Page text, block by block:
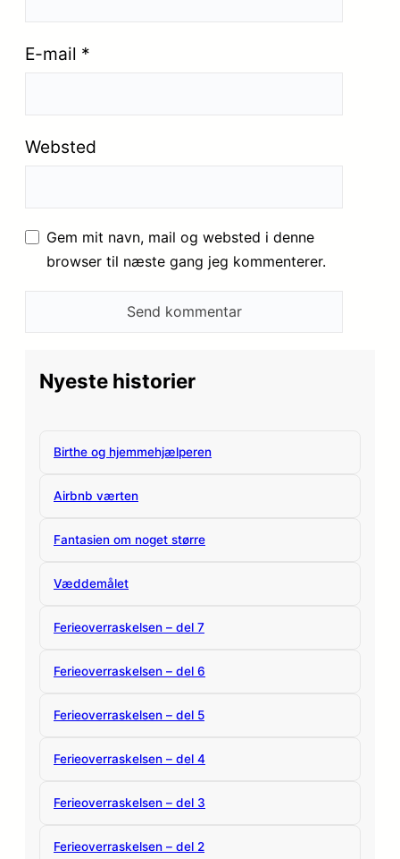
E-mail *
Websted
Gem mit navn, mail og websted i denne
browser til næste gang jeg kommenterer.
Nyeste historier
Birthe og hjemmehjælperen
Airbnb værten
Fantasien om noget større
Væddemålet
Ferieoverraskelsen – del 7
Ferieoverraskelsen – del 6
Ferieoverraskelsen – del 5
Ferieoverraskelsen – del 4
Ferieoverraskelsen – del 3
Ferieoverraskelsen – del 2